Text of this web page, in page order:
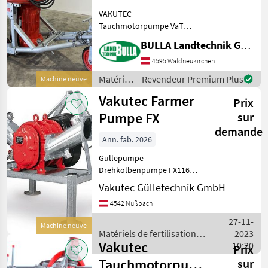
Machine neuve
VAKUTEC
Tauchmotorpumpe VaT
Elektromotor mit
Stern-/Dreieckschaltung +
Grubenöffnung Minimum
800 x 600mm +
Teleskopschiene für Rühren
bis
BULLA Landtechnik GmbH
4595 Waldneukirchen
Matériels
de
fertilisation
et
irrigation
/
Revendeur Premium Plus
Machine neuve
Vakutec Farmer
Pumpe FX
Prix
sur
demande
Ann. fab. 2026
Güllepumpe-
Drehkolbenpumpe FX116-
240 zum Umpumpen auf
einfache Art.
Serienausstattung: •
Drehrichtung reversierbar
je nach gewünschter
Ansaugs
Vakutec Gülletechnik GmbH
4542 Nußbach
Matériels de fertilisation
et irrigation / Vakutec
27-11-
2023
10:20
Vakutec
Prix
sur